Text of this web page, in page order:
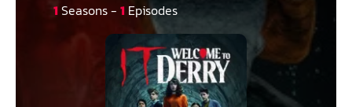
1Seasons - 1Episodes